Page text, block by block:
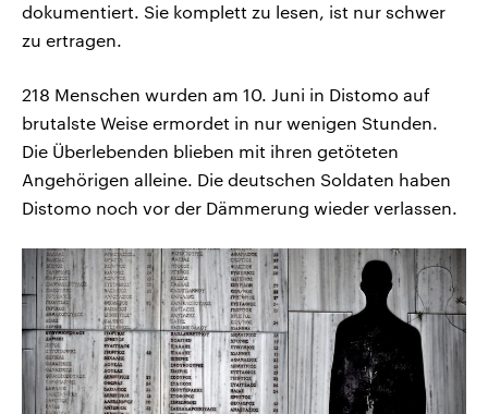
dokumentiert. Sie komplett zu lesen, ist nur schwer
zu ertragen.
218 Menschen wurden am 10. Juni in Distomo auf
brutalste Weise ermordet in nur wenigen Stunden.
Die Überlebenden blieben mit ihren getöteten
Angehörigen alleine. Die deutschen Soldaten haben
Distomo noch vor der Dämmerung wieder verlassen.